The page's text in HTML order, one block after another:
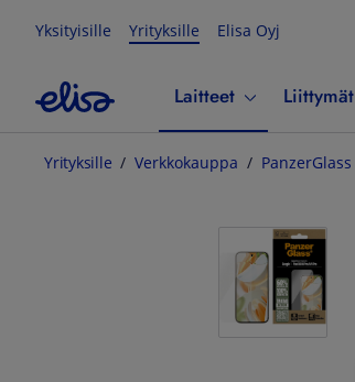
Yksityisille Yrityksille Elisa Oyj
Laitteet Liittymät
Yrityksille Verkkokauppa PanzerGlass